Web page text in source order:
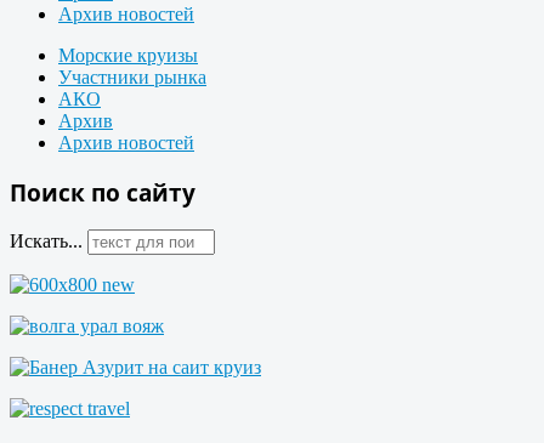
Архив новостей
Морские круизы
Участники рынка
АКО
Архив
Архив новостей
Поиск по сайту
Искать...